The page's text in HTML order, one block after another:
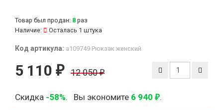
Товар был продан: 8 раз
Наличие:
Осталась 1 штука
Код артикула: а109749 Рюкзак женский
5 110 ₽ 12 050₽
Скидка -58%. Вы экономите 6 940 ₽.